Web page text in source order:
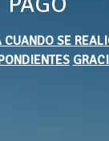
SE